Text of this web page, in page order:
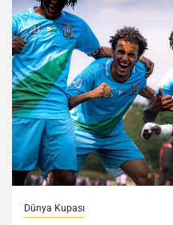
Dünya Kupası